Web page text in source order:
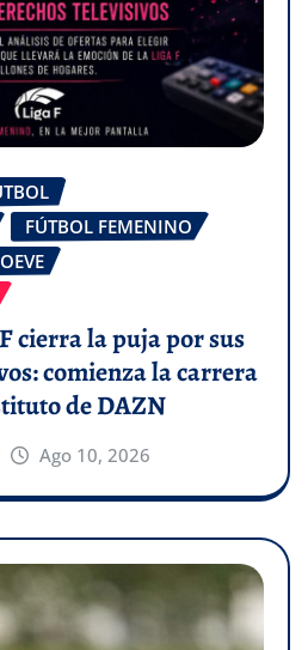
FÚTBOL FEMENINO
cierra la puja por sus
comienza la carrera
de DAZN
Ago 10, 2026